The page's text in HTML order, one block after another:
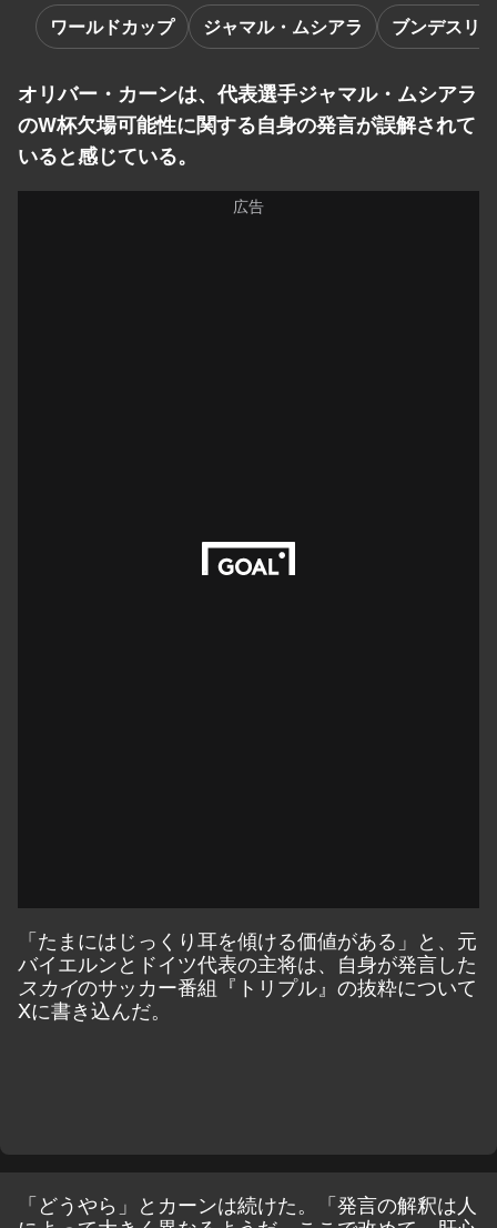
ワールドカップ ジャマル・ムシアラ ブンデスリ
オリバー・カーンは、代表選手ジャマル・ムシアラ
のW杯欠場可能性に関する自身の発言が誤解されて
いると感じている。
「たまにはじっくり耳を傾ける価値がある」と、元
バイエルンとドイツ代表の主将は、自身が発言した
スカイのサッカー番組『トリプル』の抜粋について
Xに書き込んだ。
「どうやら」とカーンは続けた。「発言の解釈は人